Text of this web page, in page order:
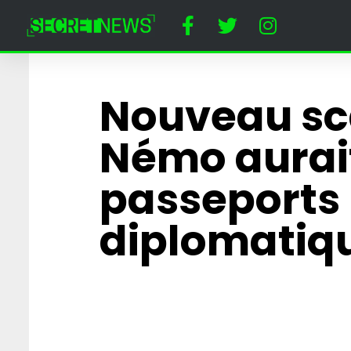
Nouveau
Némo
passeports